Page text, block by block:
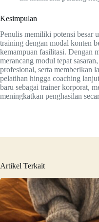
Kesimpulan
Penulis memiliki potensi besar
training dengan modal konten
kemampuan fasilitasi. Dengan
merancang modul tepat
profesional, serta memberikan
pelatihan hingga coaching
baru sebagai trainer korporat,
meningkatkan penghasilan
Artikel Terkait